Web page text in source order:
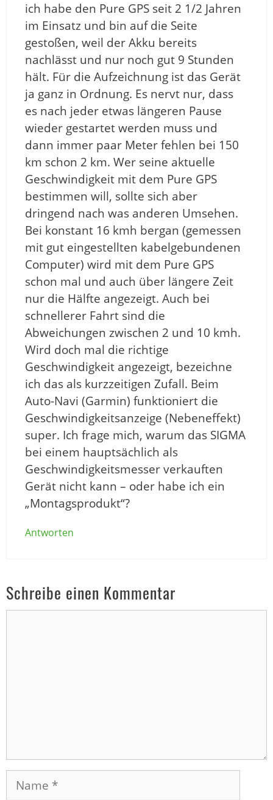
ich habe den Pure GPS seit 2 1/2 Jahren
im Einsatz und bin auf die Seite
gestoßen, weil der Akku bereits
nachlässt und nur noch gut 9 Stunden
hält. Für die Aufzeichnung ist das Gerät
ja ganz in Ordnung. Es nervt nur, dass
es nach jeder etwas längeren Pause
wieder gestartet werden muss und
dann immer paar Meter fehlen bei 150
km schon 2 km. Wer seine aktuelle
Geschwindigkeit mit dem Pure GPS
bestimmen will, sollte sich aber
dringend nach was anderen Umsehen.
Bei konstant 16 kmh bergan (gemessen
mit gut eingestellten kabelgebundenen
Computer) wird mit dem Pure GPS
schon mal und auch über längere Zeit
nur die Hälfte angezeigt. Auch bei
schnellerer Fahrt sind die
Abweichungen zwischen 2 und 10 kmh.
Wird doch mal die richtige
Geschwindigkeit angezeigt, bezeichne
ich das als kurzzeitigen Zufall. Beim
Auto-Navi (Garmin) funktioniert die
Geschwindigkeitsanzeige (Nebeneffekt)
super. Ich frage mich, warum das SIGMA
bei einem hauptsächlich als
Geschwindigkeitsmesser verkauften
Gerät nicht kann – oder habe ich ein
„Montagsprodukt“?
Antworten
Schreibe einen Kommentar
Name